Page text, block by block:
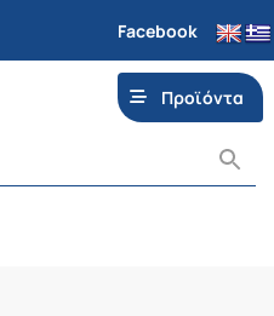
Facebook
Προϊόντα